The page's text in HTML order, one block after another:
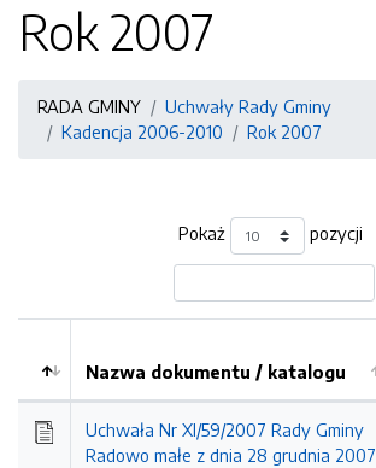
Rok 2007
RADA GMINY
Uchwały Rady Gminy
Kadencja 2006-2010
Rok 2007
Pokaż pozycji
Kolejność
Nazwa dokumentu / katalogu
Uchwała Nr XI/59/2007 Rady Gminy
Radowo małe z dnia 28 grudnia 2007